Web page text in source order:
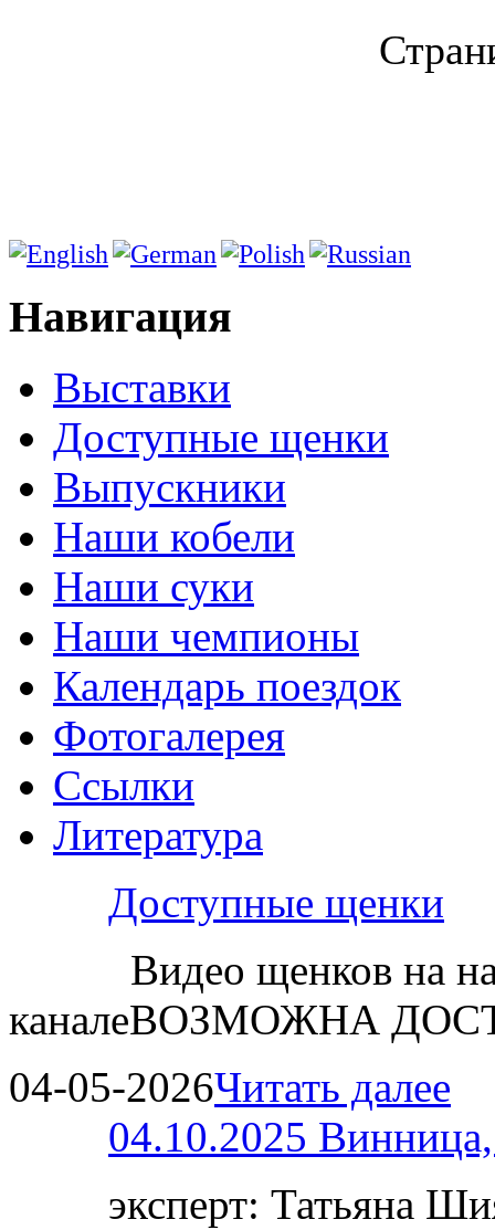
Навигация
Выставки
Доступные щенки
Выпускники
Наши кобели
Наши суки
Наши чемпионы
Календарь поездок
Фотогалерея
Ссылки
Литература
Доступные щенки
Видео щенков на
каналеВОЗМОЖНА
04-05-2026Читать далее
04.10.2025
эксперт: Татьяна